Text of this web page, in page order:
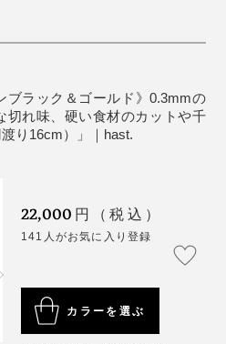
はなく、キッチンでの高揚感
しいゴールドやスタイリッシ
力的です。
発散法がさらに気持ちいい！
さ。
ブラック＆ゴールド》0.3mmの
切れ味、硬い食材のカットや千
り16cm）」｜hast.
22,000 円（税込）
141人がお気に入り登録
カラーを選ぶ